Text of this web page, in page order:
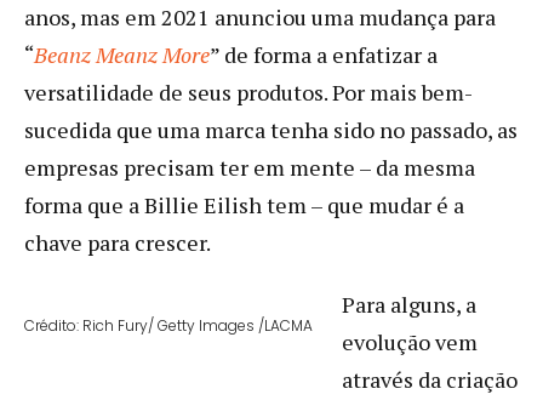
anos, mas em 2021 anunciou uma mudança para
“Beanz Meanz More” de forma a enfatizar a
versatilidade de seus produtos. Por mais bem-
sucedida que uma marca tenha sido no passado, as
empresas precisam ter em mente – da mesma
forma que a Billie Eilish tem – que mudar é a
chave para crescer.
Crédito: Rich Fury/ Getty Images /LACMA
Para alguns, a
evolução vem
através da criação